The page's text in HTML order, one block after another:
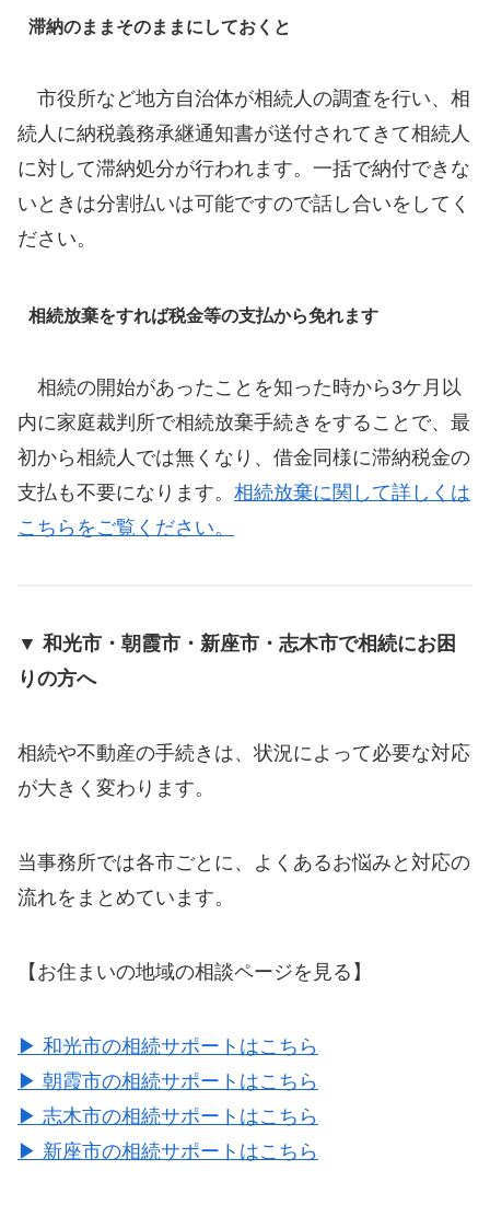
滞納のままそのままにしておくと
市役所など地方自治体が相続人の調査を行い、相
続人に納税義務承継通知書が送付されてきて相続人
に対して滞納処分が行われます。一括で納付できな
いときは分割払いは可能ですので話し合いをしてく
ださい。
相続放棄をすれば税金等の支払から免れます
相続の開始があったことを知った時から3ケ月以
内に家庭裁判所で相続放棄手続きをすることで、最
初から相続人では無くなり、借金同様に滞納税金の
支払も不要になります。 相続放棄に関して詳しくは
こちらをご覧ください。
▼ 和光市・朝霞市・新座市・志木市で相続にお困
りの方へ
相続や不動産の手続きは、状況によって必要な対応
が大きく変わります。
当事務所では各市ごとに、よくあるお悩みと対応の
流れをまとめています。
【お住まいの地域の相談ページを見る】
▶ 和光市の相続サポートはこちら
▶ 朝霞市の相続サポートはこちら
▶ 志木市の相続サポートはこちら
▶ 新座市の相続サポートはこちら